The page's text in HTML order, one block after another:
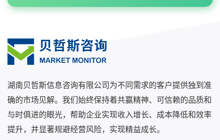
湖南贝哲斯信息咨询有限公司为不同需求的客户提供独到准
确的市场见解。我们始终保持着共赢精神、可信赖的品质和
与时俱进的眼光，帮助企业实现收入增长、成本降低和效率
提升，并显著规避经营风险，实现精益成长。